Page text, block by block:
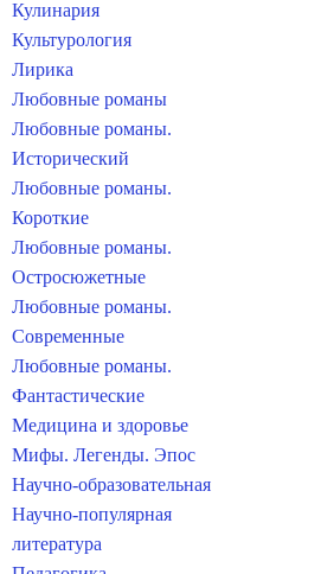
Кулинария
Культурология
Лирика
Любовные романы
Любовные романы.
Исторический
Любовные романы.
Короткие
Любовные романы.
Остросюжетные
Любовные романы.
Современные
Любовные романы.
Фантастические
Медицина и здоровье
Мифы. Легенды. Эпос
Научно-образовательная
Научно-популярная
литература